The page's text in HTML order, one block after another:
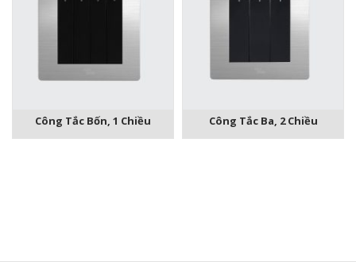
Công Tắc Bốn, 1 Chiều Công Tắc Ba, 2 Chiều